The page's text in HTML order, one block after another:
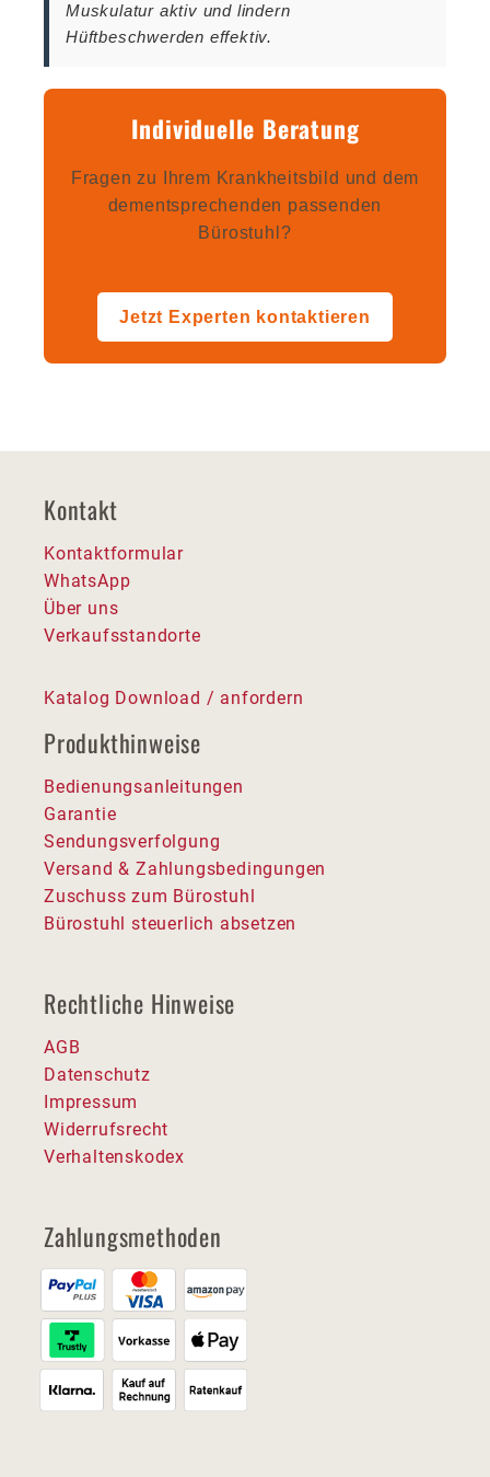
Muskulatur aktiv und lindern
Hüftbeschwerden effektiv.
Individuelle Beratung
Fragen zu Ihrem Krankheitsbild und dem
dementsprechenden passenden
Bürostuhl?
Jetzt Experten kontaktieren
Kontakt
Kontaktformular
WhatsApp
Über uns
Verkaufsstandorte
Katalog Download / anfordern
Produkthinweise
Bedienungsanleitungen
Garantie
Sendungsverfolgung
Versand & Zahlungsbedingungen
Zuschuss zum Bürostuhl
Bürostuhl steuerlich absetzen
Rechtliche Hinweise
AGB
Datenschutz
Impressum
Widerrufsrecht
Verhaltenskodex
Zahlungsmethoden